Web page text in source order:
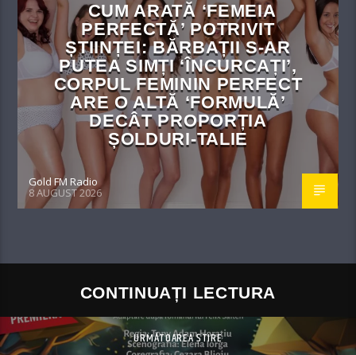
CUM ARATĂ ‘FEMEIA
PERFECTĂ’ POTRIVIT
ȘTIINȚEI: BĂRBAȚII S-AR
PUTEA SIMȚI ‘ÎNCURCAȚI’,
CORPUL FEMININ PERFECT
ARE O ALTĂ ‘FORMULĂ’
DECÂT PROPORȚIA
ȘOLDURI-TALIE
Gold FM Radio
8 AUGUST 2026
CONTINUAȚI LECTURA
URMĂTOAREA ȘTIRE